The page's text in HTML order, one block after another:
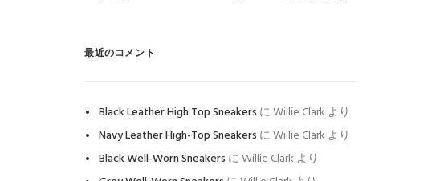
最近のコメント
Black Leather High Top Sneakers にWillie Clark より
Navy Leather High-Top Sneakers にWillie Clark より
Black Well-Worn Sneakers にWillie Clark より